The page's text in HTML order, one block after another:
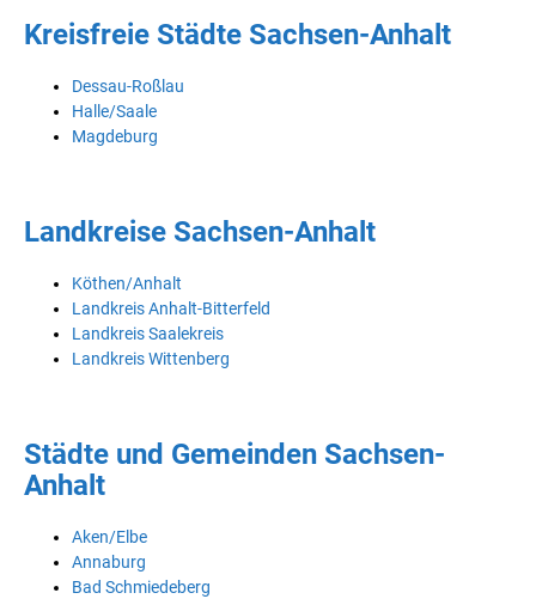
Kreisfreie Städte Sachsen-Anhalt
Dessau-Roßlau
Halle/Saale
Magdeburg
Landkreise Sachsen-Anhalt
Köthen/Anhalt
Landkreis Anhalt-Bitterfeld
Landkreis Saalekreis
Landkreis Wittenberg
Städte und Gemeinden Sachsen-
Anhalt
Aken/Elbe
Annaburg
Bad Schmiedeberg